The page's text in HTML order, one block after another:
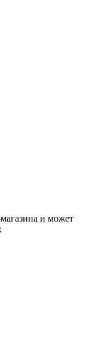
и может